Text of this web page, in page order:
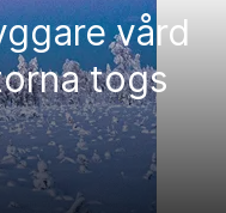
vård
togs